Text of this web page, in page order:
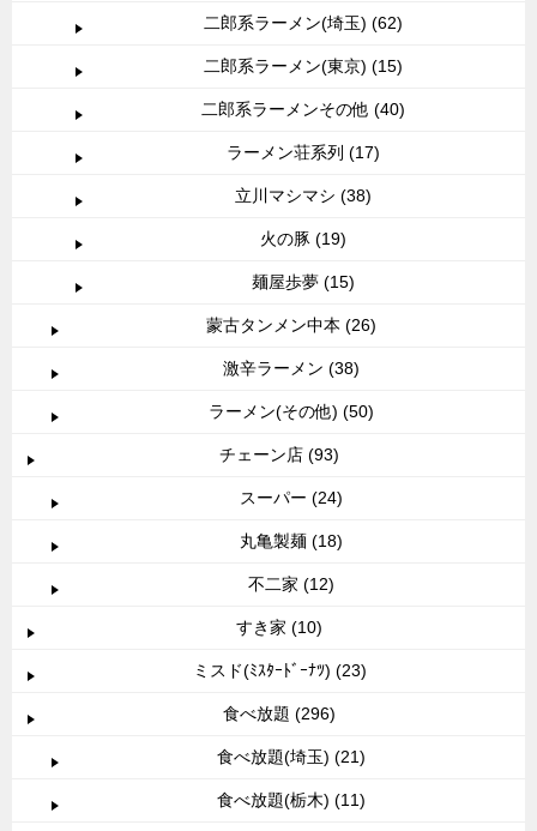
二郎系ラーメン(埼玉) (62)
二郎系ラーメン(東京) (15)
二郎系ラーメンその他 (40)
ラーメン荘系列 (17)
立川マシマシ (38)
火の豚 (19)
麺屋歩夢 (15)
蒙古タンメン中本 (26)
激辛ラーメン (38)
ラーメン(その他) (50)
チェーン店 (93)
スーパー (24)
丸亀製麺 (18)
不二家 (12)
すき家 (10)
ミスド(ﾐｽﾀｰﾄﾞｰﾅﾂ) (23)
食べ放題 (296)
食べ放題(埼玉) (21)
食べ放題(栃木) (11)